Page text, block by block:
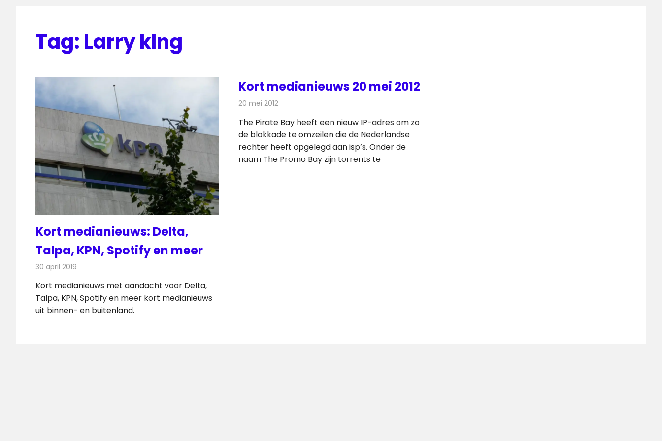
Tag: Larry kIng
Kort medianieuws: Delta,
Talpa, KPN, Spotify en meer
30 april 2019
Kort medianieuws met aandacht voor Delta,
Talpa, KPN, Spotify en meer kort medianieuws
uit binnen- en buitenland.
Kort medianieuws 20 mei 2012
20 mei 2012
The Pirate Bay heeft een nieuw IP-adres om zo
de blokkade te omzeilen die de Nederlandse
rechter heeft opgelegd aan isp’s. Onder de
naam The Promo Bay zijn torrents te